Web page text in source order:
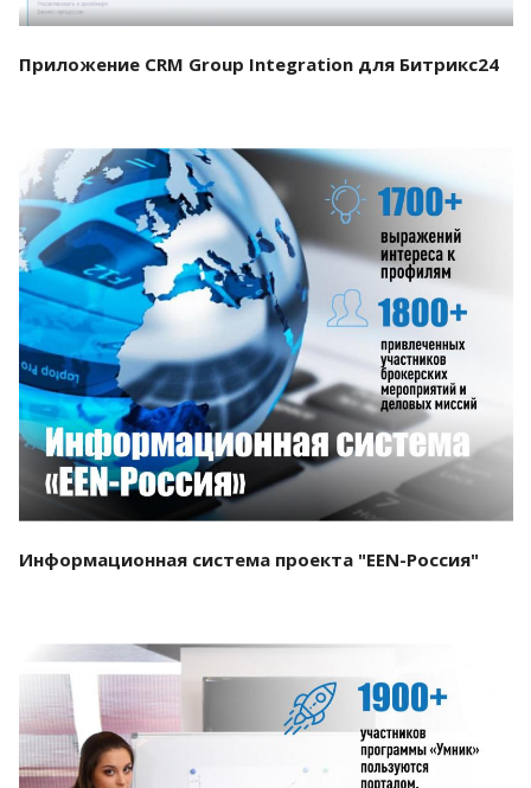
Приложение CRM Group Integration для Битрикс24
Смотреть проект
Информационная система проекта "EEN-Россия"